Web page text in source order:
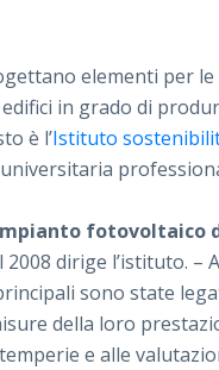
elementi per
in grado di
è l’Istituto
fotovoltaico
dirige l’istituto. –
sono state
della loro
e alle